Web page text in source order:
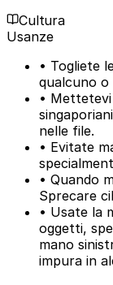
Cultura
Usanze
• Togliete
qualcuno
•
nelle file.
• Evitate
• Quando
Sprecare
• Usate la
oggetti,
mano
impura in